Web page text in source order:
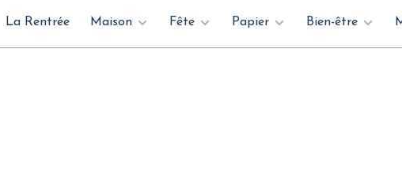
La Rentrée Maison Fête Papier Bien-être